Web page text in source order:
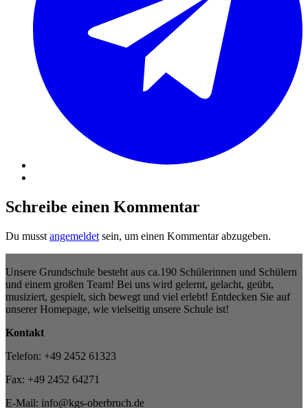
Schreibe einen Kommentar
Du musst angemeldet sein, um einen Kommentar abzugeben.
Unsere Grundschule besteht aus ca.190 Schülerinnen und Schülern
und einem großen Team! Bei uns wird gelernt, gelacht, geübt,
musiziert, gespielt, sich bewegt und viel erlebt! Entdecken Sie auf
unserer Homepage, wie vielseitig unsere Schule ist!
Kontakt
Telefon: +49 2452 61323
Fax: +49 2452 64271
E-Mail: info@kgs-oberbruch.de